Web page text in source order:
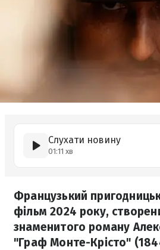
Слухати новину
01:11 хв
Французький
фільм 2024 року,
знаменитого роману
"Граф Монте-Крісто"